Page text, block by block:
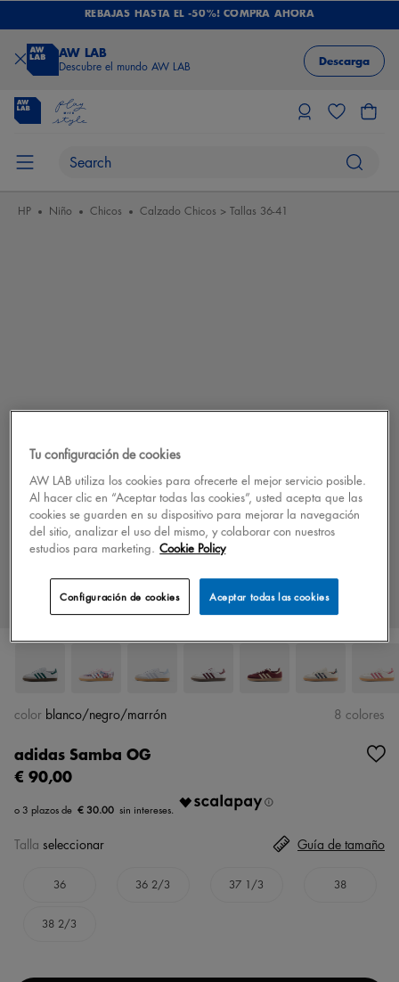
REBAJAS HASTA EL -50%! COMPRA AHORA
AW LAB
Descubre el mundo AW LAB Descarga
HP Niño Chicos Calzado Chicos > Tallas 36-41
adidas Samba OG
€ 90,00
€ 30.00
color blanco/negro/marrón 8 colores
Talla seleccionar
36 36 2/3 37 1/3 38
38 2/3
Guía de tamaño
Tu configuración de cookies
AW LAB utiliza los cookies para ofrecerte el mejor servicio posible.
Al hacer clic en “Aceptar todas las cookies”, usted acepta que las
cookies se guarden en su dispositivo para mejorar la navegación
del sitio, analizar el uso del mismo, y colaborar con nuestros
estudios para marketing. Cookie Policy
Aceptar todas las cookies
Configuración de cookies